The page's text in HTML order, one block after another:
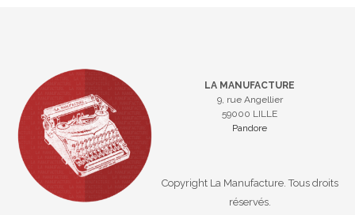
LA MANUFACTURE
9, rue Angellier
59000 LILLE
Pandore
Copyright La Manufacture. Tous droits
réservés.